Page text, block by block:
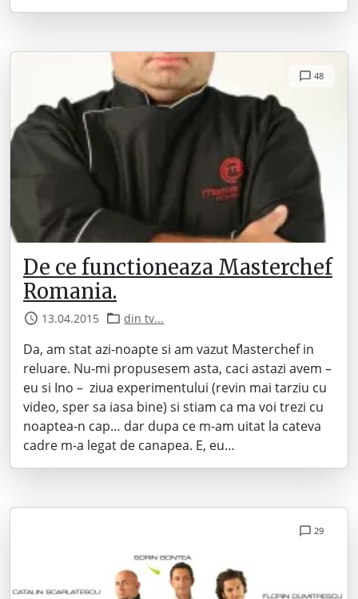
48
De ce functioneaza Masterchef
Romania.
13.04.2015 din tv...
Da, am stat azi-noapte si am vazut Masterchef in
reluare. Nu-mi propusesem asta, caci astazi avem –
eu si Ino – ziua experimentului (revin mai tarziu cu
video, sper sa iasa bine) si stiam ca ma voi trezi cu
noaptea-n cap… dar dupa ce m-am uitat la cateva
cadre m-a legat de canapea. E, eu…
29